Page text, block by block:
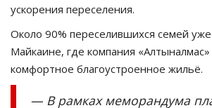
ускорения переселения.
Около 90% переселившихся семей
Майкаине, где компания «Алтыналмас»
комфортное благоустроенное жильё.
— В рамках меморандума